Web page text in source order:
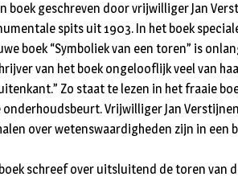
boek geschreven door vrijwilliger Jan
spits uit 1903. In het boek
boek “Symboliek van een toren” is
van het boek ongelooflijk veel van
Zo staat te lezen in het fraaie
Vrijwilliger Jan
over wetenswaardigheden zijn in een
schreef over uitsluitend de toren van